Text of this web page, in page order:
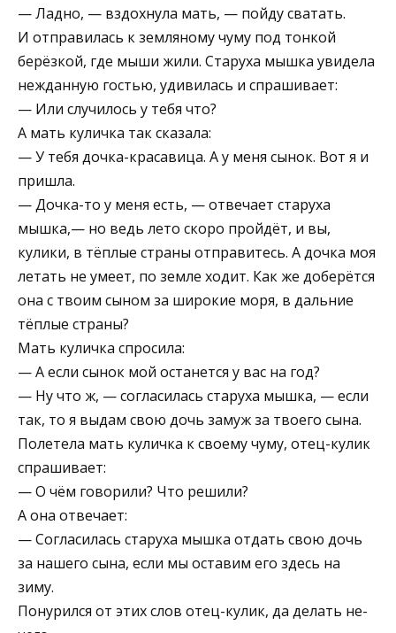
— Ладно, — вздохнула мать, — пойду сватать.
И отправилась к земляному чуму под тонкой
берёз­кой, где мыши жили. Старуха мышка увидела
неждан­ную гостью, удивилась и спрашивает:
— Или случилось у тебя что?
А мать куличка так сказала:
— У тебя дочка-красавица. А у меня сынок. Вот я и
пришла.
— Дочка-то у меня есть, — отвечает старуха
мышка,— но ведь лето скоро пройдёт, и вы,
кулики, в тёплые стра­ны отправитесь. А дочка моя
летать не умеет, по земле ходит. Как же доберётся
она с твоим сыном за широкие моря, в дальние
тёплые страны?
Мать куличка спросила:
— А если сынок мой останется у вас на год?
— Ну что ж, — согласилась старуха мышка, — если
так, то я выдам свою дочь замуж за твоего сына.
Полетела мать куличка к своему чуму, отец-кулик
спрашивает:
— О чём говорили? Что решили?
А она отвечает:
— Согласилась старуха мышка отдать свою дочь
за нашего сына, если мы оставим его здесь на
зиму.
Понурился от этих слов отец-кулик, да делать не­